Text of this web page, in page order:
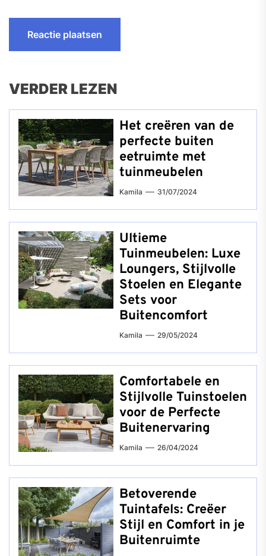
VERDER LEZEN
Het creëren van de
perfecte buiten
eetruimte met
tuinmeubelen
Kamila 31/07/2024
Ultieme
Tuinmeubelen: Luxe
Loungers, Stijlvolle
Stoelen en Elegante
Sets voor
Buitencomfort
Kamila 29/05/2024
Comfortabele en
Stijlvolle Tuinstoelen
voor de Perfecte
Buitenervaring
Kamila 26/04/2024
Betoverende
Tuintafels: Creëer
Stijl en Comfort in je
Buitenruimte